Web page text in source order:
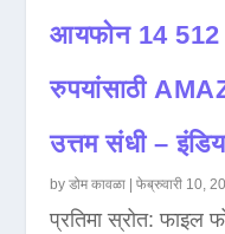
आयफोन 14 512
रुपयांसाठी
उत्तम संधी –
byडोम कावळा |फेब्रुवारी 10,
प्रतिमा स्रोत: